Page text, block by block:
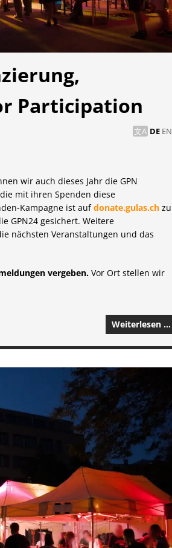
Participation
DE EN
wir auch dieses Jahr die GPN
mit ihren Spenden diese
Kampagne ist aufdonate.gulas.ch zu
GPN24 gesichert. Weitere
nächsten Veranstaltungen und das
vergeben. Vor Ort stellen wir
Weiterlesen …